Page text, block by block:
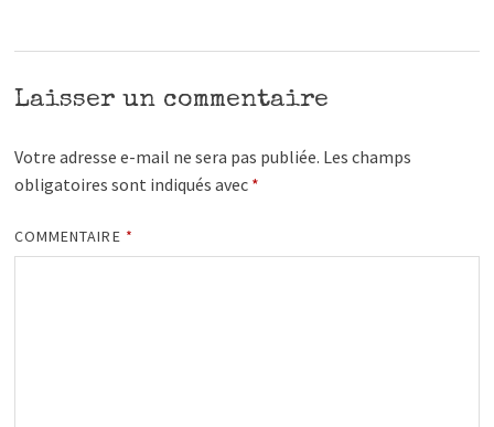
Laisser un commentaire
Votre adresse e-mail ne sera pas publiée. Les champs
obligatoires sont indiqués avec *
COMMENTAIRE *